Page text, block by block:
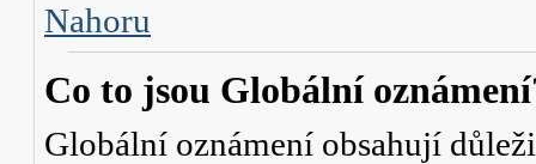
Nahoru
Co to jsou Globální
Globální oznámení obsahují